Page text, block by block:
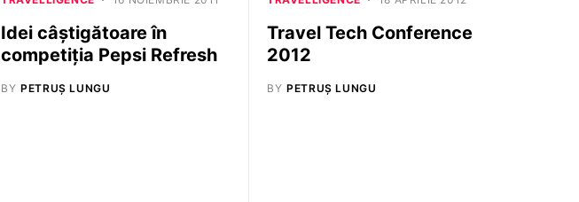
Idei câștigătoare în
competiţia Pepsi Refresh
BY PETRUȘ LUNGU
Travel Tech Conference
2012
BY PETRUȘ LUNGU